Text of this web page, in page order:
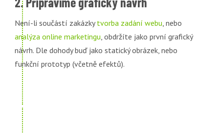
Není-li součástí zakázkytvorba zadání webu, nebo
analýza online marketingu, obdržíte jako první grafický
návrh. Dle dohody buď jako statický obrázek, nebo
funkční prototyp (včetně efektů).